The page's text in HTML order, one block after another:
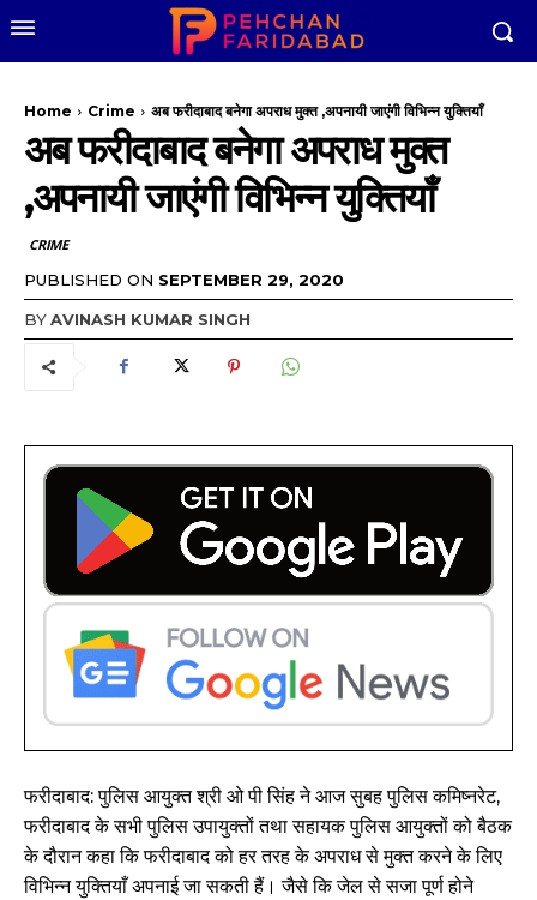
Home Crime अब फरीदाबाद बनेगा अपराध मुक्त ,अपनायी जाएंगी विभिन्न युक्तियाँ
अब फरीदाबाद बनेगा अपराध मुक्त
,अपनायी जाएंगी विभिन्न युक्तियाँ
CRIME
PUBLISHED ON SEPTEMBER 29, 2020
BYAVINASH KUMAR SINGH
फरीदाबाद: पुलिस आयुक्त श्री ओ पी सिंह ने आज सुबह पुलिस कमिष्नरेट,
फरीदाबाद के सभी पुलिस उपायुक्तों तथा सहायक पुलिस आयुक्तों को बैठक
के दौरान कहा कि फरीदाबाद को हर तरह के अपराध से मुक्त करने के लिए
विभिन्न युक्तियाँ अपनाई जा सकती हैं। जैसे कि जेल से सजा पूर्ण होने